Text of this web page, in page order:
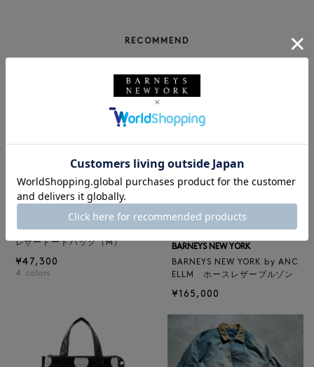
RECOMMEND
BARNEYS NEW YORK
レザートートバッグ（M）
¥47,300
4 colors
BARNEYS NEW YORK
BARNEYS NEW YORK by ANC
ELLM ホースレザーブルゾン
¥165,000